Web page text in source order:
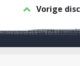
Vorige